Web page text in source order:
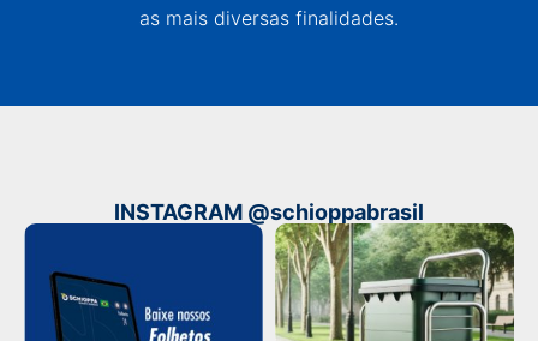
as mais diversas finalidades.
INSTAGRAM @schioppabrasil